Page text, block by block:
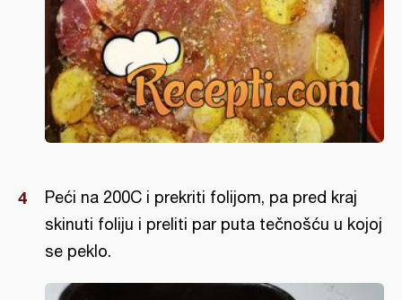
Peći na 200C i prekriti folijom, pa pred kraj
skinuti foliju i preliti par puta tečnošću u kojoj
se peklo.